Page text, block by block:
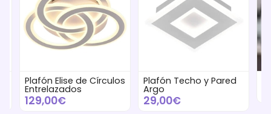
Plafón Elise de Círculos
Entrelazados
129,00€
Plafón Techo y Pared
Argo
29,00€